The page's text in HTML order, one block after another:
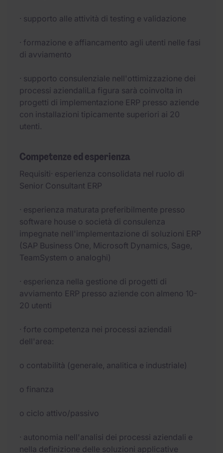
· supporto alle attività di testing e validazione
· formazione e affiancamento agli utenti nelle fasi
di avviamento
· supporto consulenziale nell'ottimizzazione dei
processi aziendaliLa figura sarà coinvolta in
progetti di implementazione ERP presso aziende
con installazioni tipicamente superiori ai 20
utenti.
Competenze ed esperienza
Requisiti· esperienza consolidata nel ruolo di
Senior Consultant ERP
· esperienza maturata preferibilmente presso
software house o società di consulenza
impegnate nell'implementazione di soluzioni ERP
(SAP Business One, Microsoft Dynamics, Sage,
TeamSystem o analoghi)
· esperienza nella gestione di progetti di
avviamento ERP presso aziende con almeno 10-
20 utenti
· forte competenza nei processi aziendali
dell'area:
o contabilità (generale, analitica e industriale)
o finanza
o ciclo attivo/passivo
· autonomia nell'analisi dei processi aziendali e
nella definizione delle soluzioni applicative